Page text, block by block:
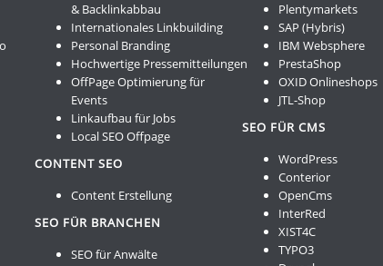
& Backlinkabbau
Internationales Linkbuilding
Personal Branding
Hochwertige Pressemitteilungen
OffPage Optimierung für
Events
Linkaufbau für Jobs
Local SEO Offpage
CONTENT SEO
Content Erstellung
SEO FÜR BRANCHEN
SEO für Anwälte
Plentymarkets
SAP (Hybris)
IBM Websphere
PrestaShop
OXID Onlineshops
JTL-Shop
SEO FÜR CMS
WordPress
Conterior
OpenCms
InterRed
XIST4C
TYPO3